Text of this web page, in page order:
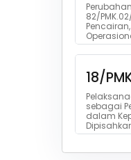
82/
18/
sebagai
dalam